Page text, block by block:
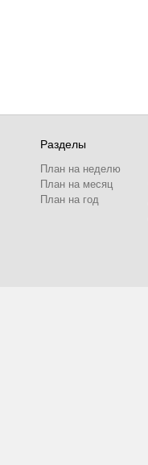
Разделы
План на неделю
План на месяц
План на год